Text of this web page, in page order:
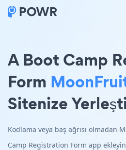
A Boot Camp
Form
Sitenize
Kodlama veya baş ağrısı olmadan
Camp Registration Form app